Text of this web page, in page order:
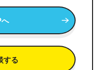
する